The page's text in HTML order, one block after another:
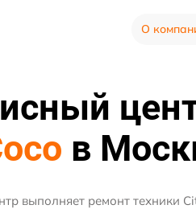
О
в
выполняет ремонт техники